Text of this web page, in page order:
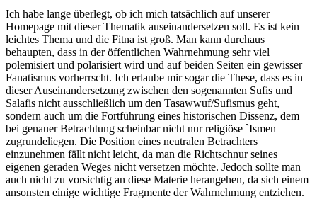
Ich habe lange überlegt, ob ich mich tatsächlich auf unserer
Homepage mit dieser Thematik auseinandersetzen soll. Es ist kein
leichtes Thema und die Fitna ist groß. Man kann durchaus
behaupten, dass in der öffentlichen Wahrnehmung sehr viel
polemisiert und polarisiert wird und auf beiden Seiten ein gewisser
Fanatismus vorherrscht. Ich erlaube mir sogar die These, dass es in
dieser Auseinandersetzung zwischen den sogenannten Sufis und
Salafis nicht ausschließlich um den Tasawwuf/Sufismus geht,
sondern auch um die Fortführung eines historischen Dissenz, dem
bei genauer Betrachtung scheinbar nicht nur religiöse `Ismen
zugrundeliegen. Die Position eines neutralen Betrachters
einzunehmen fällt nicht leicht, da man die Richtschnur seines
eigenen geraden Weges nicht versetzen möchte. Jedoch sollte man
auch nicht zu vorsichtig an diese Materie herangehen, da sich einem
ansonsten einige wichtige Fragmente der Wahrnehmung entziehen.